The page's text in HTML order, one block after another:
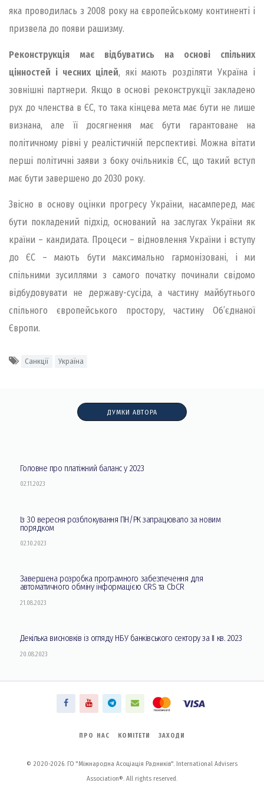
яка проводилась з 2008 року на європейському континенті і
призвела до появи рашизму.
Реконструкція має відбуватись на основі спільних
цінностей і чесних цілей, які мають розділяти Україна і
зовнішні партнери. Якщо в основі реконструкції закладено
рух до членства в ЄС, то така кінцева мета має бути не лише
визнана, але її досягнення має бути гарантоване на
політичному рівні у реалістичній перспективі. Можна вітати
перші політичні заяви з боку очільників ЄС, що такий вступ
має бути завершено до 2030 року.
Звісно в основу оцінки прогресу України, насамперед, має
бути покладений підхід, оснований на заслугах України як
країни – кандидата. Процеси – відновлення України і вступу
до ЄС – мають бути максимально гармонізовані, і ми
спільними зусиллями з самого початку починали свідомо
відбудовувати не державу-сусіда, а частину майбутнього
спільного європейського простору, частину Об’єднаної
Європи.
Санкції Україна
ДУМКИ АВТОРА
Головне про платіжний баланс у 2023
02.11.2023
Із 30 вересня розблокування ПН/РК запрацювало за новим
порядком
02.10.2023
Завершена розробка програмного забезпечення для
автоматичного обміну інформацією CRS та CbCR
21.08.2023
Декілька висновків із огляду НБУ банківського сектору за II кв. 2023
20.08.2023
ПРО НАС КОМІТЕТИ ЗАХОДИ
© 2020-2026. ГО "Міжнародна Асоціація Радників". International Advisers
Association®. All rights reserved.